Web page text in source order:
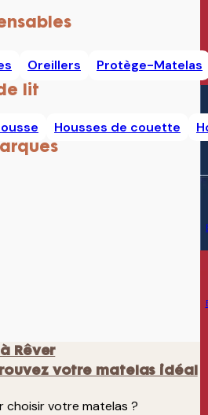
Oreillers Protège-Matelas
lit
Housses de couette
Rêver
votre matelas idéal
choisir votre matelas ?